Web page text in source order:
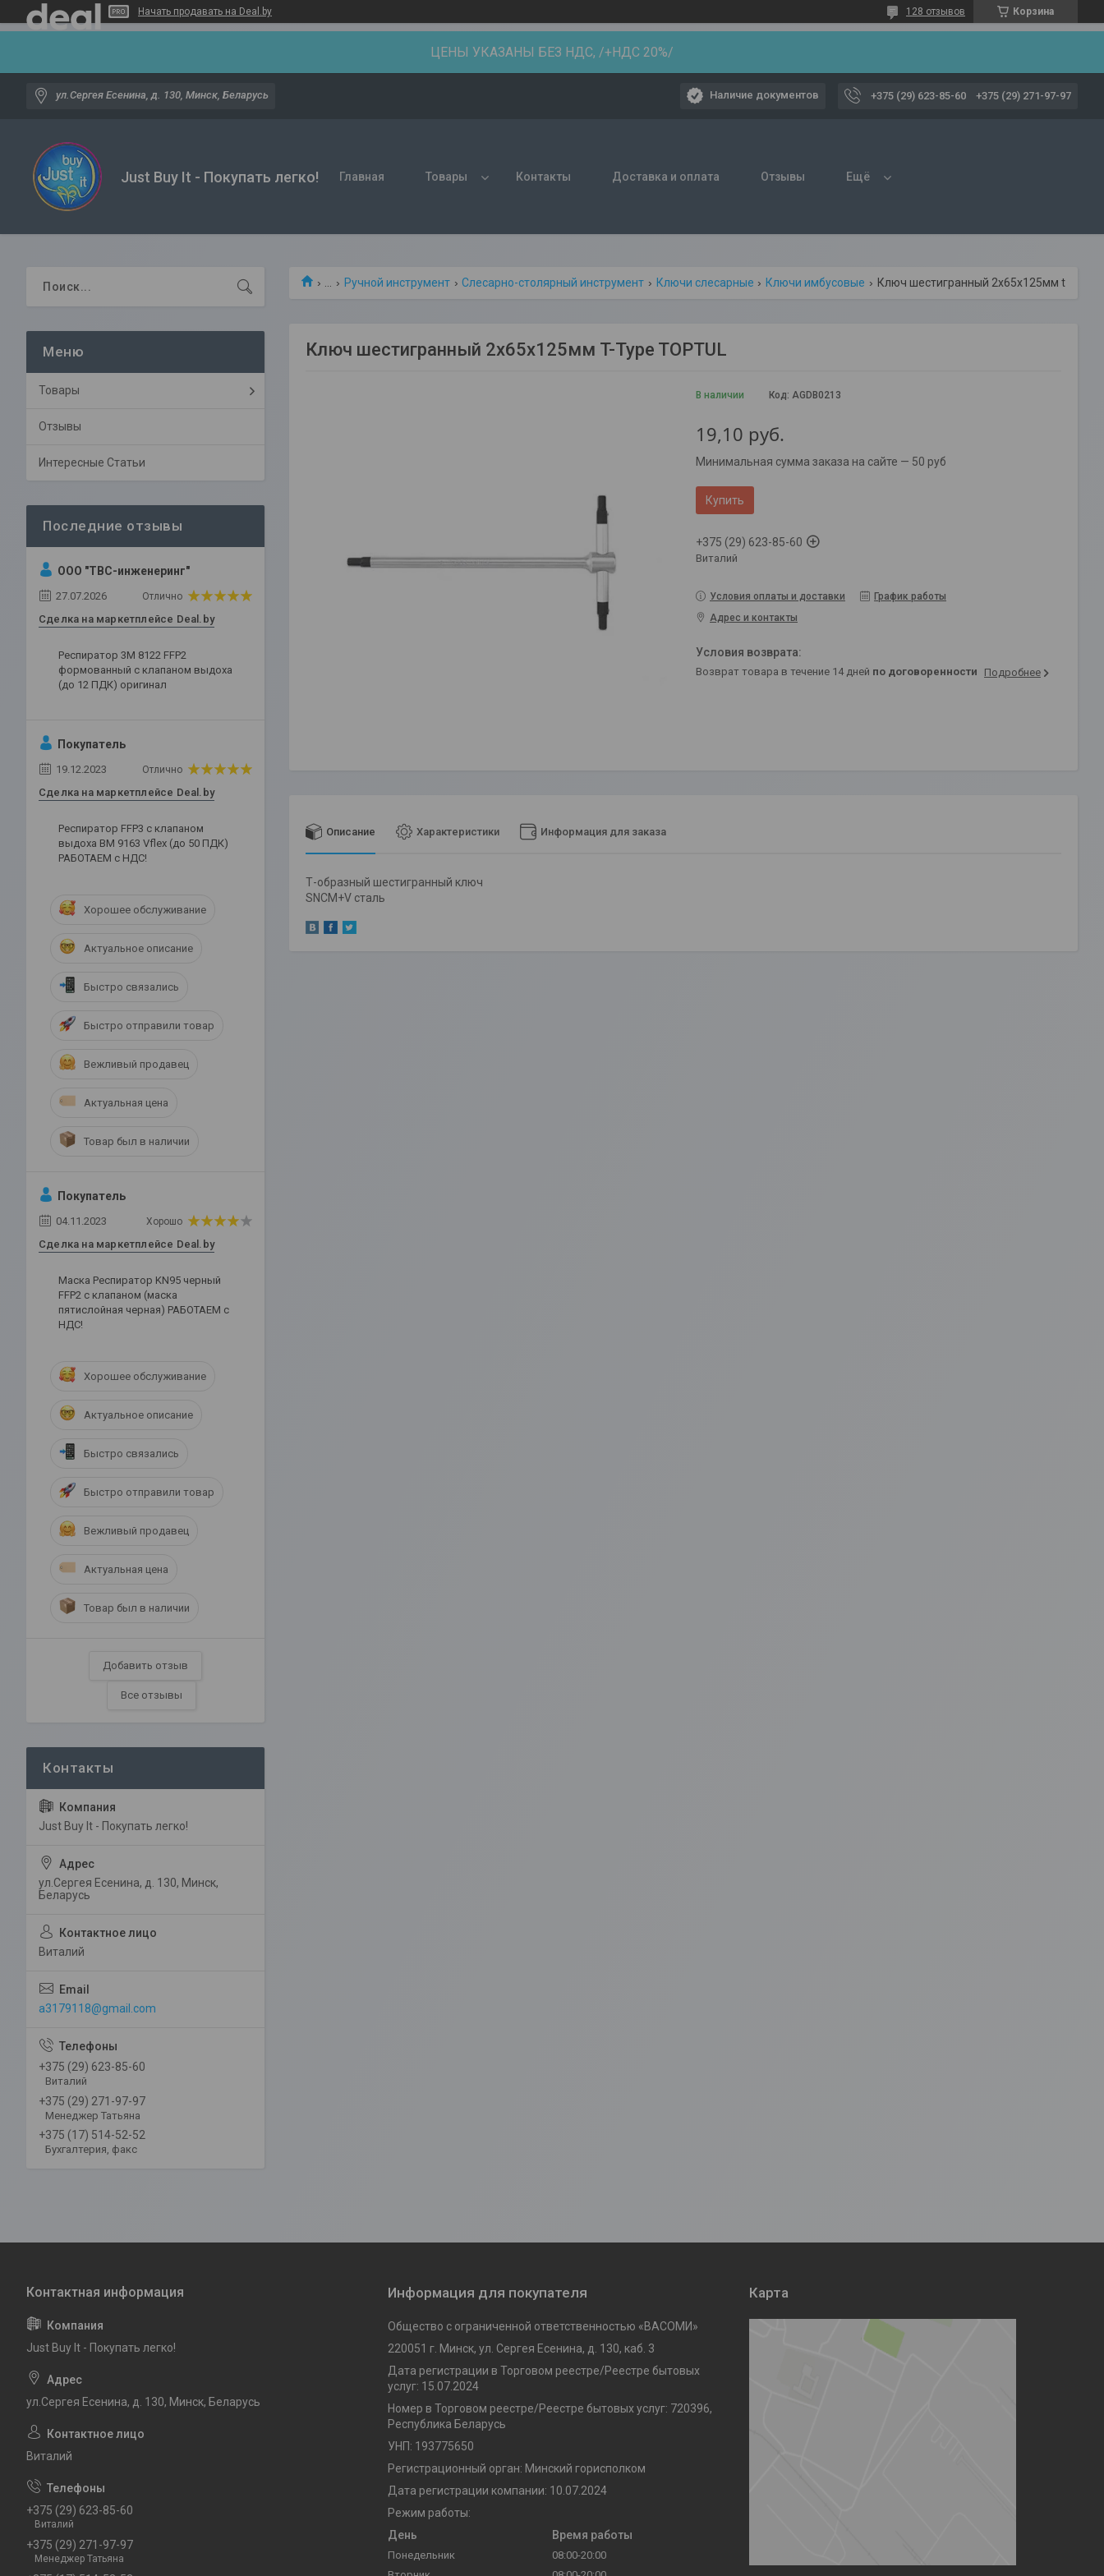
Начать продавать на Deal.by Корзина
128 отзывов
ЦЕНЫ УКАЗАНЫ БЕЗ НДС, /+НДС 20%/
ул.Сергея Есенина, д. 130, Минск, Беларусь Наличие документов +375 (29) 623-85-60 +375 (29) 271-97-97
Just Buy It - Покупать легко! Главная Товары Контакты Доставка и оплата Отзывы Ещё
Ручной инструмент Слесарно-столярный инструмент Ключи слесарные Ключи имбусовые
Ключ шестигранный 2х65x125мм T-Type TOPTUL
В наличии Код: AGDB0213
19,10 руб.
Минимальная сумма заказа на сайте — 50 руб
Купить
+375 (29) 623-85-60
Виталий
Условия оплаты и доставки
График работы
Адрес и контакты
возврат товара в течение 14 дней по договоренности Подробнее
Описание Характеристики Информация для заказа
Т-образный шестигранный ключ
SNCM+V сталь
Товары
Отзывы
Интересные Статьи
ООО "ТВС-инженеринг"
27.07.2026 Отлично
Сделка на маркетплейсе Deal.by
Респиратор 3М 8122 FFP2
формованный с клапаном выдоха
(до 12 ПДК) оригинал
Покупатель
19.12.2023 Отлично
Сделка на маркетплейсе Deal.by
Респиратор FFP3 c клапаном
выдоха ВМ 9163 Vflex (до 50 ПДК)
РАБОТАЕМ с НДС!
Хорошее обслуживание
Актуальное описание
Быстро связались
Быстро отправили товар
Вежливый продавец
Актуальная цена
Товар был в наличии
Покупатель
04.11.2023 Хорошо
Сделка на маркетплейсе Deal.by
Маска Респиратор KN95 черный
FFP2 с клапаном (маска
пятислойная черная) РАБОТАЕМ с
НДС!
Хорошее обслуживание
Актуальное описание
Быстро связались
Быстро отправили товар
Вежливый продавец
Актуальная цена
Товар был в наличии
Добавить отзыв
Все отзывы
Just Buy It - Покупать легко!
ул.Сергея Есенина, д. 130, Минск,
Беларусь
Виталий
a3179118@gmail.com
+375 (29) 623-85-60
Виталий
+375 (29) 271-97-97
Менеджер Татьяна
+375 (17) 514-52-52
Бухгалтерия, факс
Just Buy It - Покупать легко!
ул.Сергея Есенина, д. 130, Минск, Беларусь
Виталий
+375 (29) 623-85-60
Виталий
+375 (29) 271-97-97
Менеджер Татьяна
Информация для покупателя
Общество с ограниченной ответственностью «ВАСОМИ»
220051 г. Минск, ул. Сергея Есенина, д. 130, каб. 3
Дата регистрации в Торговом реестре/Реестре бытовых
услуг: 15.07.2024
Номер в Торговом реестре/Реестре бытовых услуг: 720396,
Республика Беларусь
УНП: 193775650
Регистрационный орган: Минский горисполком
Дата регистрации компании: 10.07.2024
Режим работы:
День
Время работы
Понедельник
08:00-20:00
Карта